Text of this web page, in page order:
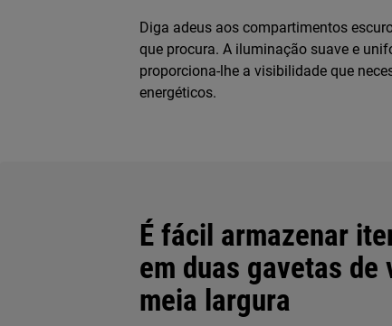
Diga adeus aos compartimentos
que procura. A iluminação suave e
proporciona-lhe a visibilidade que
energéticos.
É fácil armazenar
em duas gavetas de
meia largura